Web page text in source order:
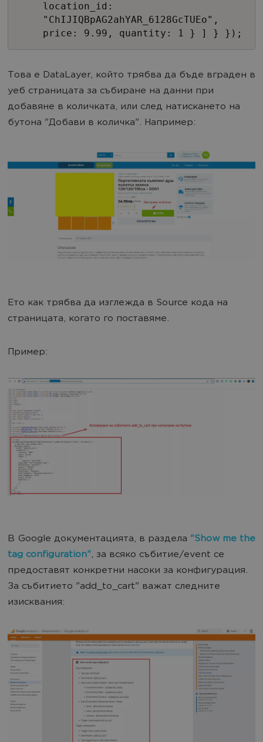
location_id:
"ChIJIQBpAG2ahYAR_6128GcTUEo",
price: 9.99, quantity: 1 } ] } });
Това е DataLayer, който трябва да бъде вграден в
уеб страницата за събиране на данни при
добавяне в количката, или след натискането на
бутона "Добави в количка". Например:
Ето как трябва да изглежда в Source кода на
страницата, когато го поставяме.
Пример:
В Google документацията, в раздела "Show me the
tag configuration", за всяко събитие/event се
предоставят конкретни насоки за конфигурация.
За събитието "add_to_cart" важат следните
изисквания: